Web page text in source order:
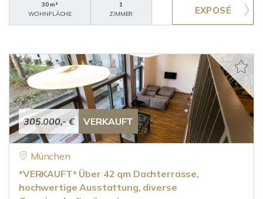
30 m²
WOHNFLÄCHE
1
ZIMMER
305.000,- € VERKAUFT
München
*VERKAUFT* Über 42 qm Dachterrasse,
hochwertige Ausstattung, diverse